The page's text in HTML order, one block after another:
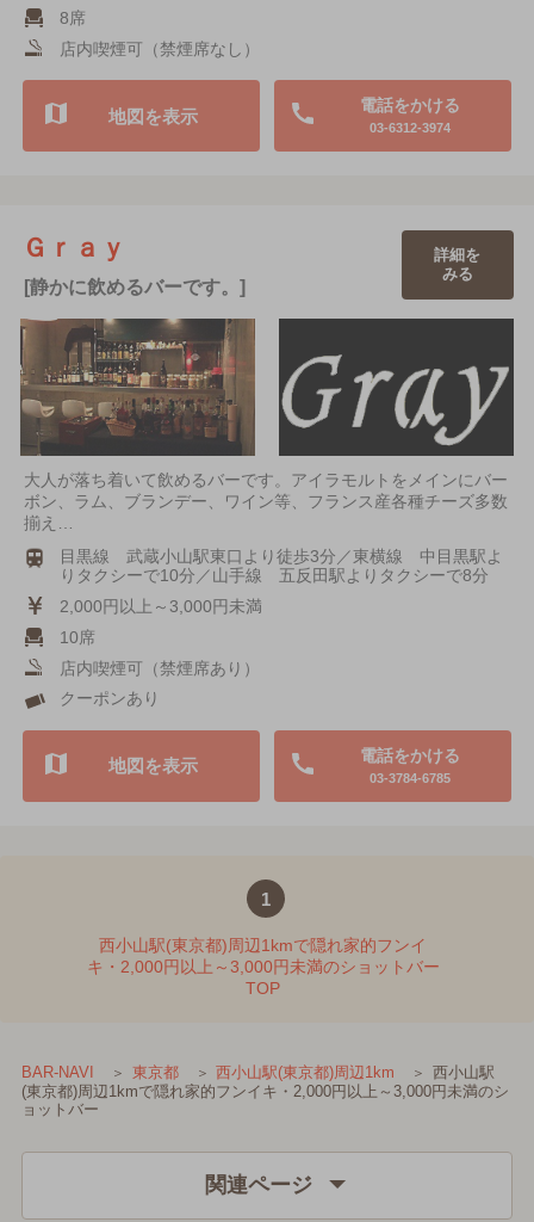
8席
店内喫煙可（禁煙席なし）
電話をかける
03-6312-3974
地図を表示
Ｇｒａｙ
[静かに飲めるバーです。]
詳細を
みる
大人が落ち着いて飲めるバーです。アイラモルトをメインにバー
ボン、ラム、ブランデー、ワイン等、フランス産各種チーズ多数
揃え…
目黒線 武蔵小山駅東口より徒歩3分／東横線 中目黒駅よ
りタクシーで10分／山手線 五反田駅よりタクシーで8分
2,000円以上～3,000円未満
10席
店内喫煙可（禁煙席あり）
クーポンあり
電話をかける
03-3784-6785
地図を表示
1
西小山駅(東京都)周辺1kmで隠れ家的フンイ
キ・2,000円以上～3,000円未満のショットバー
TOP
BAR-NAVI 東京都 西小山駅(東京都)周辺1km
西小山駅
(東京都)周辺1kmで隠れ家的フンイキ・2,000円以上～3,000円未満のシ
ョットバー
関連ページ